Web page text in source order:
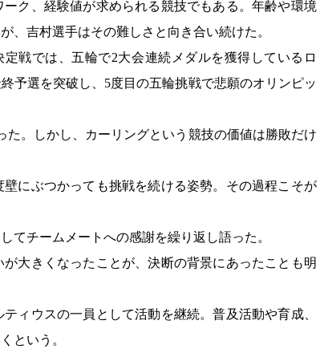
ク、経験値が求められる競技でもある。年齢や環境
、吉村選手はその難しさと向き合い続けた。
戦では、五輪で2大会連続メダルを獲得しているロ
予選を突破し、5度目の五輪挑戦で悲願のオリンピッ
。しかし、カーリングという競技の価値は勝敗だけ
にぶつかっても挑戦を続ける姿勢。その過程こそが
てチームメートへの感謝を繰り返し語った。
大きくなったことが、決断の背景にあったことも明
ィウスの一員として活動を継続。普及活動や育成、
という。